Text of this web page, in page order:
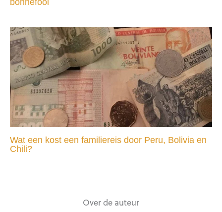
Wat een kost een familiereis door Peru, Bolivia en
Chili?
Over de auteur